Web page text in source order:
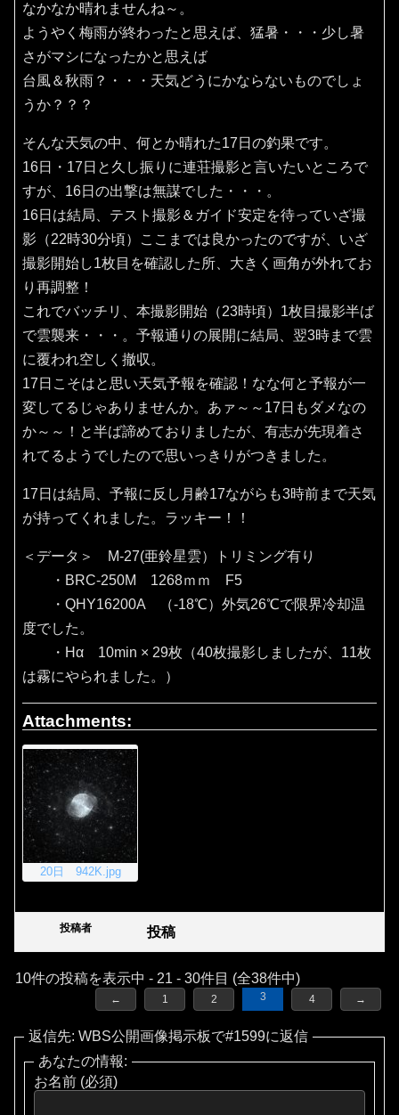
なかなか晴れませんね～。
ようやく梅雨が終わったと思えば、猛暑・・・少し暑
さがマシになったかと思えば
台風＆秋雨？・・・天気どうにかならないものでしょ
うか？？？
そんな天気の中、何とか晴れた17日の釣果です。
16日・17日と久し振りに連荘撮影と言いたいところで
すが、16日の出撃は無謀でした・・・。
16日は結局、テスト撮影＆ガイド安定を待っていざ撮
影（22時30分頃）ここまでは良かったのですが、いざ
撮影開始し1枚目を確認した所、大きく画角が外れてお
り再調整！
これでバッチリ、本撮影開始（23時頃）1枚目撮影半ば
で雲襲来・・・。予報通りの展開に結局、翌3時まで雲
に覆われ空しく撤収。
17日こそはと思い天気予報を確認！なな何と予報が一
変してるじゃありませんか。あァ～～17日もダメなの
か～～！と半ば諦めておりましたが、有志が先現着さ
れてるようでしたので思いっきりがつきました。
17日は結局、予報に反し月齢17ながらも3時前まで天気
が持ってくれました。ラッキー！！
＜データ＞ M-27(亜鈴星雲）トリミング有り
・BRC-250M 1268ｍｍ F5
・QHY16200A （‐18℃）外気26℃で限界冷却温
度でした。
・Hα 10min × 29枚（40枚撮影しましたが、11枚
は霧にやられました。）
Attachments:
20日 942K.jpg
投稿者 投稿
10件の投稿を表示中 - 21 - 30件目 (全38件中)
← 1 2 3 4 →
返信先: WBS公開画像掲示板で#1599に返信
あなたの情報:
お名前 (必須)